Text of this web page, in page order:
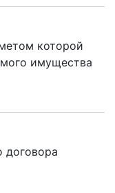
которой
имущества
договора